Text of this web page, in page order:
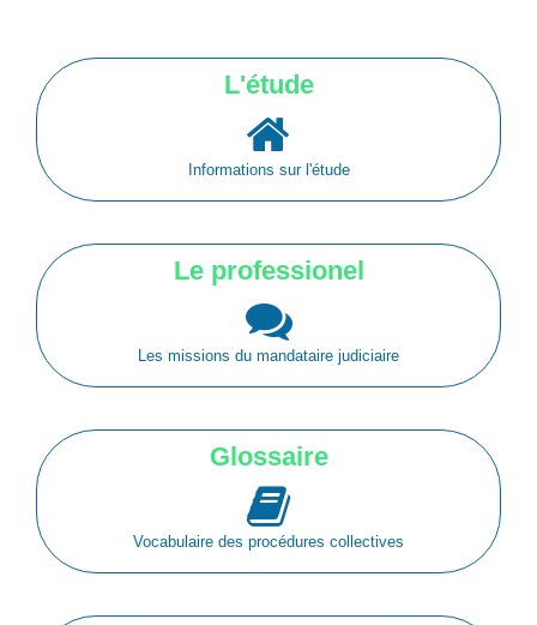
L'étude
Informations sur l'étude
Le professionel
Les missions du mandataire judiciaire
Glossaire
Vocabulaire des procédures collectives